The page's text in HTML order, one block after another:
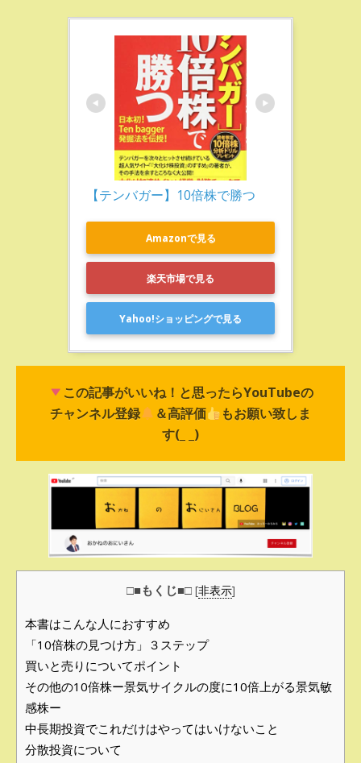
【テンバガー】10倍株で勝つ
Amazonで見る
楽天市場で見る
Yahoo!ショッピングで見る
この記事がいいね！と思ったらYouTubeの
チャンネル登録
＆高評価
もお願い致しま
す(_ _)
□■もくじ■□ [非表示]
本書はこんな人におすすめ
「10倍株の見つけ方」３ステップ
買いと売りについてポイント
その他の10倍株ー景気サイクルの度に10倍上がる景気敏
感株ー
中長期投資でこれだけはやってはいけないこと
分散投資について